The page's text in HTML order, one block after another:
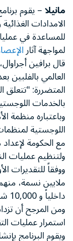
مانيلا– يقوم
الامدادات
للمساعدة في
لمواجهة آثار
قال برافين
العالمي بالفلبين
المتضررة: "تتعلق
بالخدمات
وباعتباره منظمة
اللوجستية
مع الحكومة
ولتنظيم عمليات
ومن المرجح أن
استمرار عمليات
ويقوم البرنامج